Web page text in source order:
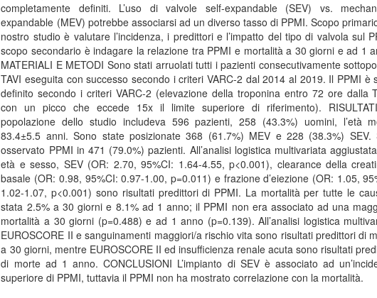
completamente definiti. L’uso di valvole self-expandable (SEV) vs.
expandable (MEV) potrebbe associarsi ad un diverso tasso di PPMI. Scopo
nostro studio è valutare l’incidenza, i predittori e l’impatto del tipo di valvola sul
scopo secondario è indagare la relazione tra PPMI e mortalità a 30 giorni e ad 1
MATERIALI E METODI Sono stati arruolati tutti i pazienti consecutivamente
TAVI eseguita con successo secondo i criteri VARC-2 dal 2014 al 2019. Il PPMI è
definito secondo i criteri VARC-2 (elevazione della troponina entro 72 ore dalla
con un picco che eccede 15x il limite superiore di riferimento).
popolazione dello studio includeva 596 pazienti, 258 (43.3%) uomini, l’età
83.4±5.5 anni. Sono state posizionate 368 (61.7%) MEV e 228 (38.3%) SEV.
osservato PPMI in 471 (79.0%) pazienti. All’analisi logistica multivariata
età e sesso, SEV (OR: 2.70, 95%CI: 1.64-4.55, p<0.001), clearance della
basale (OR: 0.98, 95%CI: 0.97-1.00, p=0.011) e frazione d’eiezione (OR: 1.05,
1.02-1.07, p<0.001) sono risultati predittori di PPMI. La mortalità per tutte le
stata 2.5% a 30 giorni e 8.1% ad 1 anno; il PPMI non era associato ad una
mortalità a 30 giorni (p=0.488) e ad 1 anno (p=0.139). All’analisi logistica
EUROSCORE II e sanguinamenti maggiori/a rischio vita sono risultati predittori di
a 30 giorni, mentre EUROSCORE II ed insufficienza renale acuta sono risultati
di morte ad 1 anno. CONCLUSIONI L’impianto di SEV è associato ad
superiore di PPMI, tuttavia il PPMI non ha mostrato correlazione con la mortalità.